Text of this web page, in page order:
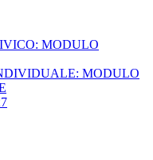
MODULO
MODULO